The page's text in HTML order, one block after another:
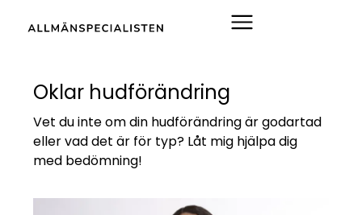
Oklar hudförändring
Vet du inte om din hudförändring är godartad
eller vad det är för typ? Låt mig hjälpa dig
med bedömning!